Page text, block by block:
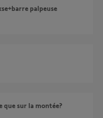
palpeuse
que sur la montée?